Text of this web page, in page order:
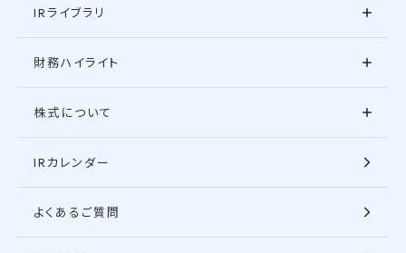
IRライブラリ
財務ハイライト
株式について
IRカレンダー
よくあるご質問